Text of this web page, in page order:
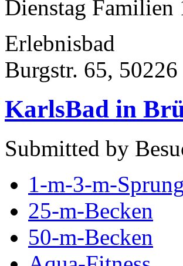
Dienstag Familien
Erlebnisbad
Burgstr. 65, 50226
KarlsBad in
Submitted by
1-m-3-m-
25-m-Becken
50-m-Becken